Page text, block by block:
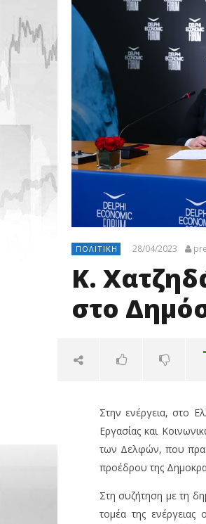
ΠΟΛΙΤΙΚΉ 28/04/2023
Κ.
στο
NOW VIEWING
Στην ενέργεια, στο
Εργασίας και
των Δελφών, που
προέδρου της
Στη συζήτηση με τη
τομέα της ενέργειας